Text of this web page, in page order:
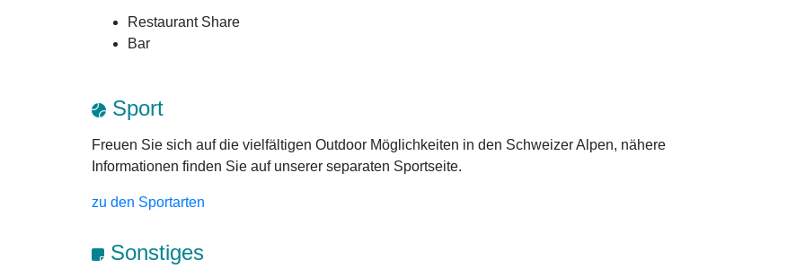
Restaurant Share
Bar
Sport
Freuen Sie sich auf die vielfältigen Outdoor Möglichkeiten in den Schweizer Alpen, nähere
Informationen finden Sie auf unserer separaten Sportseite.
zu den Sportarten
Sonstiges